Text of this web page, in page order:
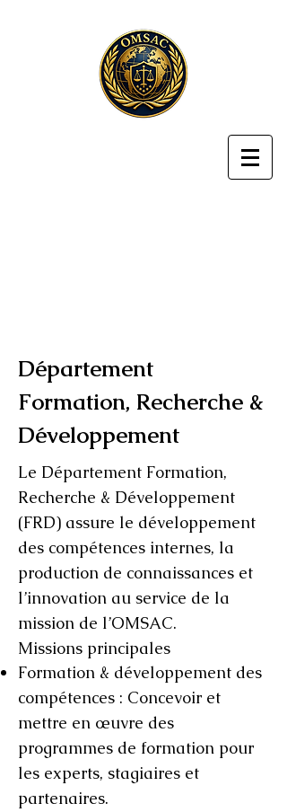
Département
Formation, Recherche &
Développement
Le Département Formation,
Recherche & Développement
(FRD) assure le développement
des compétences internes, la
production de connaissances et
l’innovation au service de la
mission de l’OMSAC.
Missions principales
Formation & développement des
compétences : Concevoir et
mettre en œuvre des
programmes de formation pour
les experts, stagiaires et
partenaires.